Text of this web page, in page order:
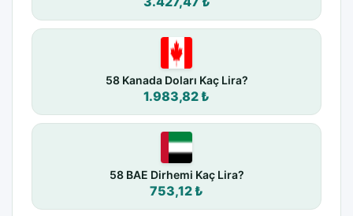
58 Kanada Doları Kaç Lira?
1.983,82 ₺
58 BAE Dirhemi Kaç Lira?
753,12 ₺